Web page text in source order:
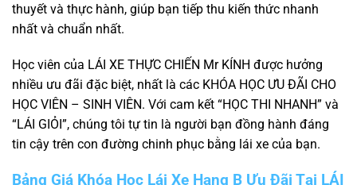
thuyết và thực hành, giúp bạn tiếp thu kiến thức nhanh
nhất và chuẩn nhất.
Học viên của LÁI XE THỰC CHIẾN Mr KÍNH được hưởng
nhiều ưu đãi đặc biệt, nhất là các KHÓA HỌC ƯU ĐÃI CHO
HỌC VIÊN – SINH VIÊN. Với cam kết “HỌC THI NHANH” và
“LÁI GIỎI”, chúng tôi tự tin là người bạn đồng hành đáng
tin cậy trên con đường chinh phục bằng lái xe của bạn.
Bảng Giá Khóa Học Lái Xe Hạng B Ưu Đãi Tại LÁI